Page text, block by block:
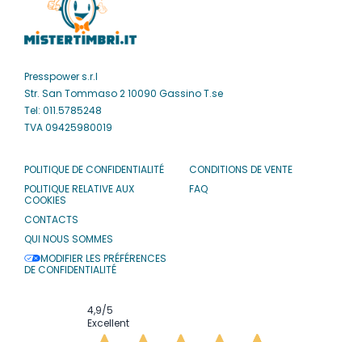
Presspower s.r.l
Str. San Tommaso 2 10090 Gassino T.se
Tel: 011.5785248
TVA 09425980019
POLITIQUE DE CONFIDENTIALITÉ
POLITIQUE RELATIVE AUX
COOKIES
CONTACTS
QUI NOUS SOMMES
MODIFIER LES PRÉFÉRENCES
DE CONFIDENTIALITÉ
CONDITIONS DE VENTE
FAQ
4,9/5
Excellent